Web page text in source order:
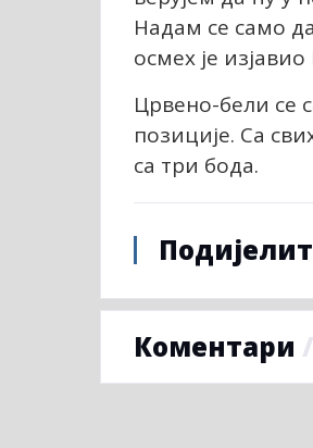
Надам се само
осмех је
Црвено-бели се
позиције. Са
са три бода.
Коментари /